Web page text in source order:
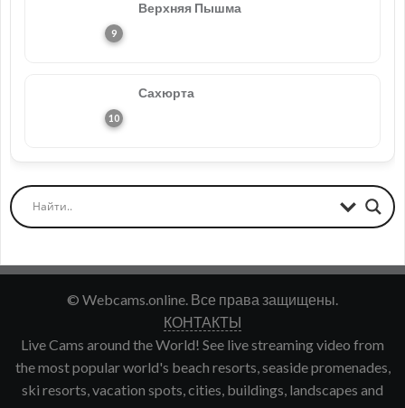
Верхняя Пышма
Сахюрта
© Webcams.online. Все права защищены.
КОНТАКТЫ
Live Cams around the World! See live streaming video from
the most popular world's beach resorts, seaside promenades,
ski resorts, vacation spots, cities, buildings, landscapes and